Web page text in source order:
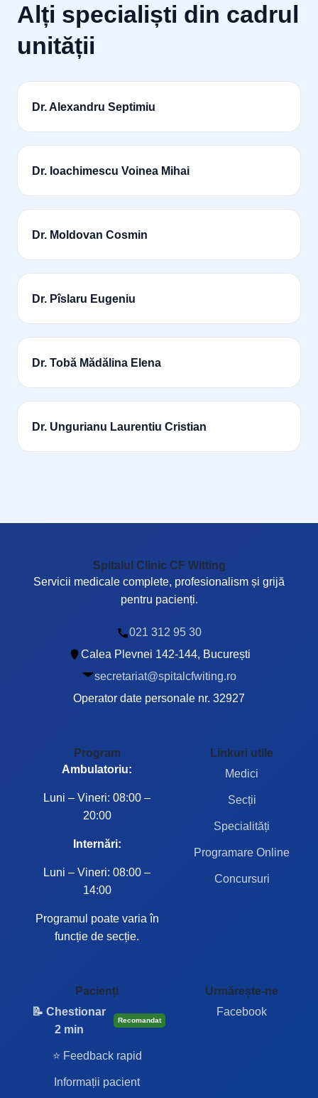
Alți specialiști din cadrul
unității
Dr. Alexandru Septimiu
Dr. Ioachimescu Voinea Mihai
Dr. Moldovan Cosmin
Dr. Pîslaru Eugeniu
Dr. Tobă Mădălina Elena
Dr. Ungurianu Laurentiu Cristian
Spitalul Clinic CF Witting
Servicii medicale complete, profesionalism și grijă
pentru pacienți.
021 312 95 30
Calea Plevnei 142-144, București
secretariat@spitalcfwiting.ro
Operator date personale nr. 32927
Program
Ambulatoriu:
Luni – Vineri: 08:00 –
20:00
Internări:
Luni – Vineri: 08:00 –
14:00
Programul poate varia în
funcție de secție.
Linkuri utile
Medici
Secții
Specialități
Programare Online
Concursuri
Pacienți
📝 Chestionar
2 min
Recomandat
⭐ Feedback rapid
Informații pacient
Urmărește-ne
Facebook